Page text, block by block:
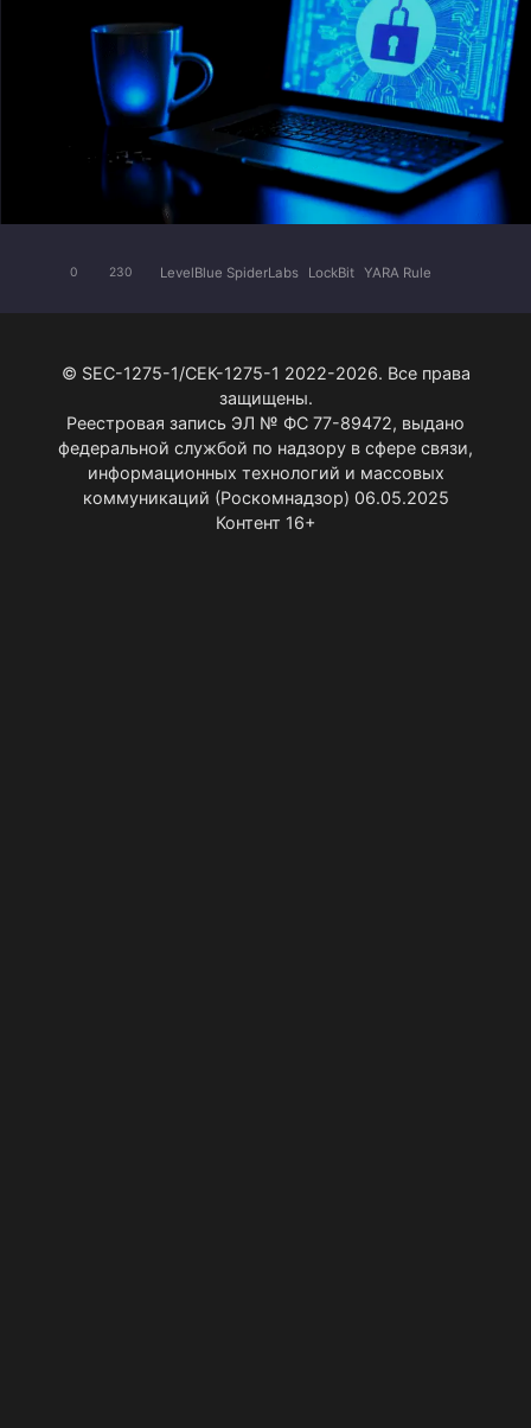
0 230 LevelBlue SpiderLabs LockBit YARA Rule
© SEC-1275-1/СЕК-1275-1 2022-2026. Все права
защищены.
Реестровая запись ЭЛ № ФС 77-89472, выдано
федеральной службой по надзору в сфере связи,
информационных технологий и массовых
коммуникаций (Роскомнадзор) 06.05.2025
Контент 16+